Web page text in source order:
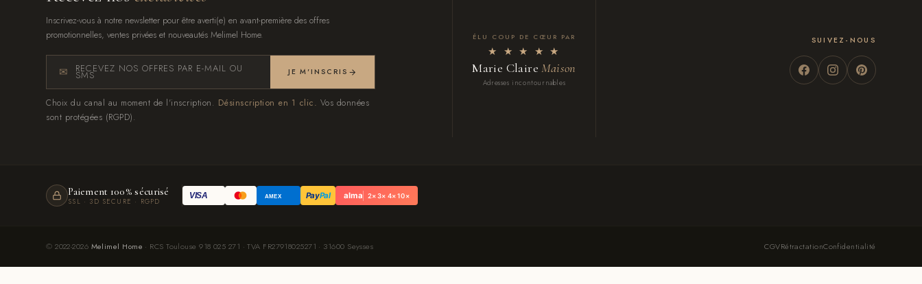
Inscrivez-vous à notre newsletter pour être averti(e) en avant-première des offres
promotionnelles, ventes privées et nouveautés Melimel Home.
RECEVEZ NOS OFFRES PAR E-MAIL OU
SMS JE M'INSCRIS
Choix du canal au moment de l'inscription. Désinscription en 1 clic. Vos données
sont protégées (RGPD).
ÉLU COUP DE CŒUR PAR
★ ★ ★ ★ ★
Marie ClaireMaison
Adresses incontournables
SUIVEZ-NOUS
Paiement 100% sécurisé
SSL · 3D SECURE · RGPD
VISA AMEX PayPal alma 2× 3× 4× 10×
© 2022-2026 Melimel Home · RCS Toulouse 918 025 271 · TVA FR27918025271 · 31600 Seysses CGVRétractationConfidentialité